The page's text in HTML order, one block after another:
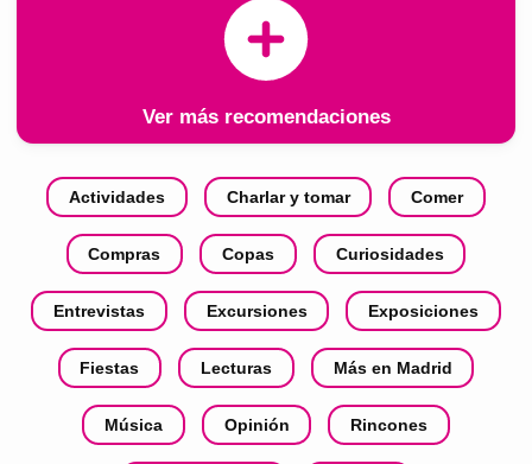
Ver más recomendaciones
Actividades Charlar y tomar Comer
Compras Copas Curiosidades
Entrevistas Excursiones Exposiciones
Fiestas Lecturas Más en Madrid
Música Opinión Rincones